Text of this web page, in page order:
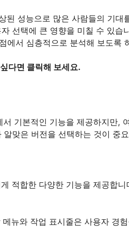
된 성능으로 많은 사람들의 기대
선택에 큰 영향을 미칠 수 있습
에서 심층적으로 분석해 보도록
다면 클릭해 보세요.
기본적인 기능을 제공하지만,
맞은 버전을 선택하는 것이 중
적합한 다양한 기능을 제공합
메뉴와 작업 표시줄은 사용자 경